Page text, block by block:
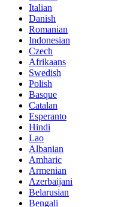
Italian
Danish
Romanian
Indonesian
Czech
Afrikaans
Swedish
Polish
Basque
Catalan
Esperanto
Hindi
Lao
Albanian
Amharic
Armenian
Azerbaijani
Belarusian
Bengali